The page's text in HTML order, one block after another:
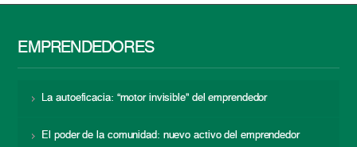
EMPRENDEDORES
La autoeficacia: “motor invisible” del emprendedor
El poder de la comunidad: nuevo activo del emprendedor